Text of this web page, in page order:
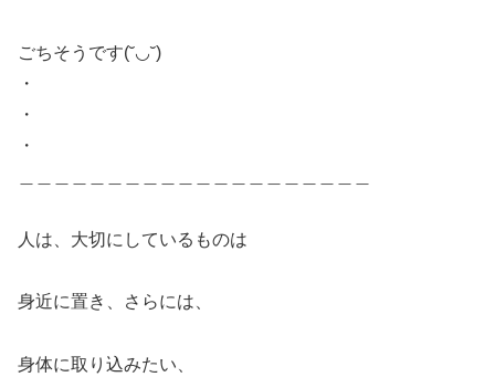
ごちそうです(˘◡˘)
・
・
・
人は、大切にしているものは
身近に置き、さらには、
身体に取り込みたい、